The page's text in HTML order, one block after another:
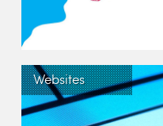
Websites